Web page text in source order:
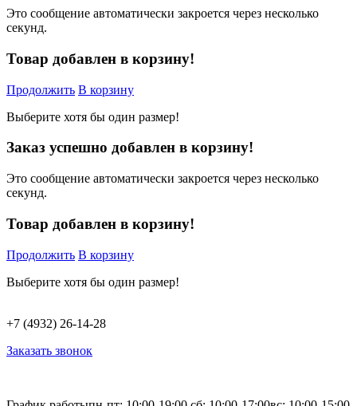
Это сообщение автоматически закроется через несколько
секунд.
Товар добавлен в корзину!
Продолжить В корзину
Выберите хотя бы один размер!
Заказ успешно добавлен в корзину!
Это сообщение автоматически закроется через несколько
секунд.
Товар добавлен в корзину!
Продолжить В корзину
Выберите хотя бы один размер!
+7 (4932) 26-14-28
Заказать звонок